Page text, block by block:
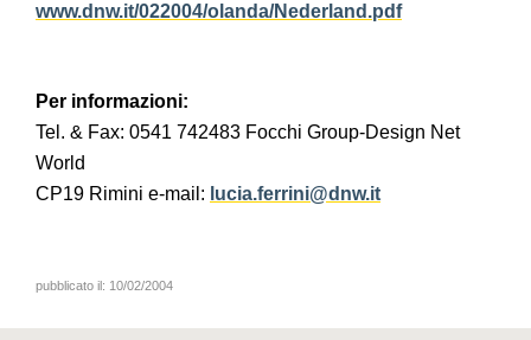
www.dnw.it/022004/olanda/Nederland.pdf
Per informazioni:
Tel. & Fax: 0541 742483 Focchi Group-Design Net
World
CP19 Rimini e-mail: lucia.ferrini@dnw.it
pubblicato il: 10/02/2004